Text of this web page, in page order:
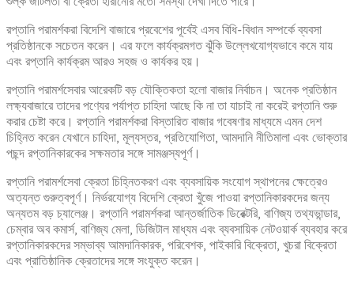
রপ্তানি পরামর্শকরা বিদেশি বাজারে প্রবেশের পূর্বেই এসব বিধি-বিধান সম্পর্কে ব্যবসা
প্রতিষ্ঠানকে সচেতন করেন। এর ফলে কার্যক্রমগত ঝুঁকি উল্লেখযোগ্যভাবে কমে যায়
এবং রপ্তানি কার্যক্রম আরও সহজ ও কার্যকর হয়।
রপ্তানি পরামর্শসেবার আরেকটি বড় যৌক্তিকতা হলো বাজার নির্বাচন। অনেক প্রতিষ্ঠান
লক্ষ্যবাজারে তাদের পণ্যের পর্যাপ্ত চাহিদা আছে কি না তা যাচাই না করেই রপ্তানি শুরু
করার চেষ্টা করে। রপ্তানি পরামর্শকরা বিস্তারিত বাজার গবেষণার মাধ্যমে এমন দেশ
চিহ্নিত করেন যেখানে চাহিদা, মূল্যস্তর, প্রতিযোগিতা, আমদানি নীতিমালা এবং ভোক্তার
পছন্দ রপ্তানিকারকের সক্ষমতার সঙ্গে সামঞ্জস্যপূর্ণ।
রপ্তানি পরামর্শসেবা ক্রেতা চিহ্নিতকরণ এবং ব্যবসায়িক সংযোগ স্থাপনের ক্ষেত্রেও
অত্যন্ত গুরুত্বপূর্ণ। নির্ভরযোগ্য বিদেশি ক্রেতা খুঁজে পাওয়া রপ্তানিকারকদের জন্য
অন্যতম বড় চ্যালেঞ্জ। রপ্তানি পরামর্শকরা আন্তর্জাতিক ডিরেক্টরি, বাণিজ্য তথ্যভান্ডার,
চেম্বার অব কমার্স, বাণিজ্য মেলা, ডিজিটাল মাধ্যম এবং ব্যবসায়িক নেটওয়ার্ক ব্যবহার করে
রপ্তানিকারকদের সম্ভাব্য আমদানিকারক, পরিবেশক, পাইকারি বিক্রেতা, খুচরা বিক্রেতা
এবং প্রাতিষ্ঠানিক ক্রেতাদের সঙ্গে সংযুক্ত করেন।